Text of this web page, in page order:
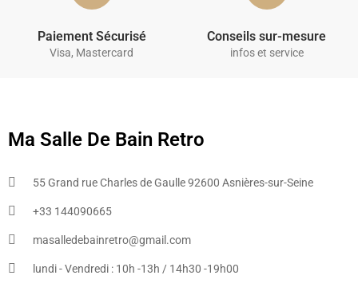
Paiement Sécurisé
Visa, Mastercard
Conseils sur-mesure
infos et service
Ma Salle De Bain Retro
55 Grand rue Charles de Gaulle 92600 Asnières-sur-Seine
+33 144090665​
masalledebainretro@gmail.com
lundi - Vendredi : 10h -13h / 14h30 -19h00